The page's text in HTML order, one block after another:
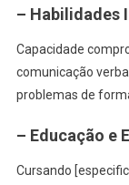
– Habilidades
Capacidade
comunicação
problemas de
– Educação e
Cursando